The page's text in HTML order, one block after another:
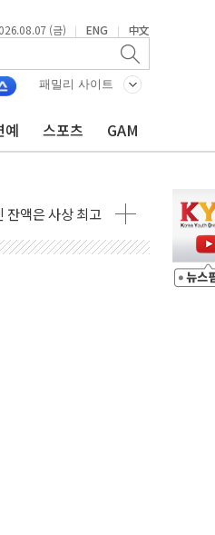
(금) | ENG | 中文
패밀리 사이트
예 스포츠 GAM
그마·앱러빈↓
샌디스크↓
세 뚜렷
잔액은 사상 최고
수"
득해 전투 활용